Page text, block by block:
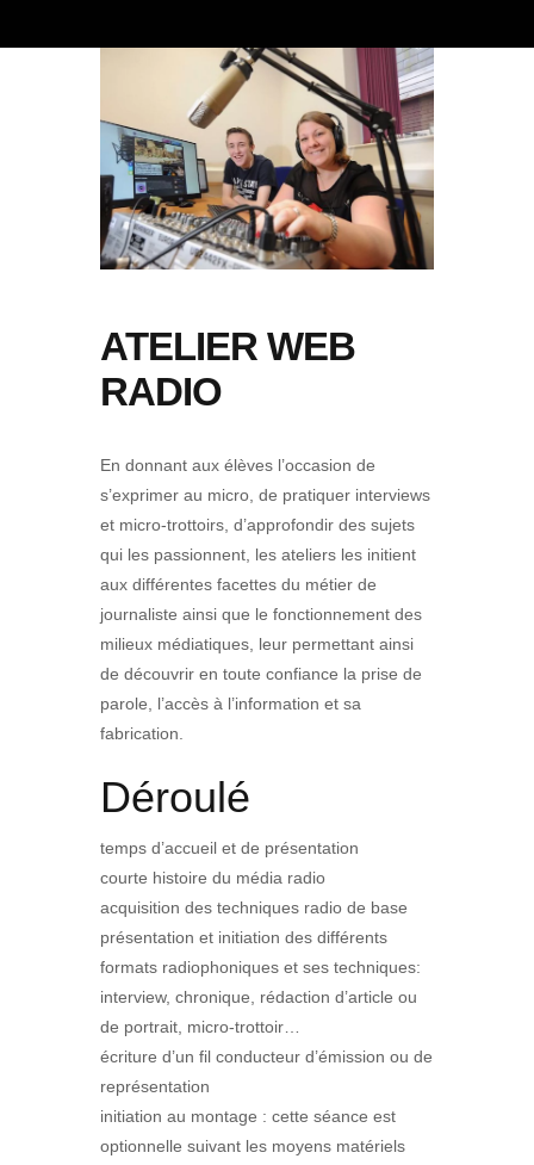
ATELIER WEB
RADIO
En donnant aux élèves l’occasion de
s’exprimer au micro, de pratiquer interviews
et micro-trottoirs, d’approfondir des sujets
qui les passionnent, les ateliers les initient
aux différentes facettes du métier de
journaliste ainsi que le fonctionnement des
milieux médiatiques, leur permettant ainsi
de découvrir en toute confiance la prise de
parole, l’accès à l’information et sa
fabrication.
Déroulé
temps d’accueil et de présentation
courte histoire du média radio
acquisition des techniques radio de base
présentation et initiation des différents
formats radiophoniques et ses techniques:
interview, chronique, rédaction d’article ou
de portrait, micro-trottoir…
écriture d’un fil conducteur d’émission ou de
représentation
initiation au montage : cette séance est
optionnelle suivant les moyens matériels